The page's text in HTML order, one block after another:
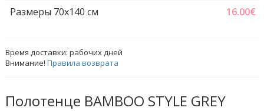
Размеры 70х140 см 16.00€
Время доставки:рабочих дней
Внимание!Правила возврата
Полотенце BAMBOO STYLE GREY